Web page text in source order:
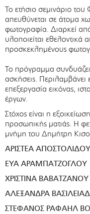
Το ετήσιο σεμινάριο
απευθύνεται σε άτομα
φωτογραφία. Διαρκεί
υλοποιείται
προσκεκλημένους
Το πρόγραμμα
ασκήσεις. Περιλαμβάνει
επεξεργασία εικόνας,
έργων.
Στόχος είναι η
προσωπικής ματιάς. Η
μνήμη του Δημήτρη
ΑΡΙΣΤΕΑ ΑΠΟΣΤΟΛΙΔΟΥ
ΕΥΑ ΑΡΑΜΠΑΤΖΟΓΛΟΥ
ΧΡΙΣΤΙΝΑ ΒΑΒΑΤΖΑΝΟΥ
ΑΛΕΞΑΝΔΡΑ
ΣΤΕΦΑΝΟΣ ΡΑΦΑΗΛ